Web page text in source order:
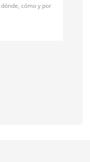
cómo y por